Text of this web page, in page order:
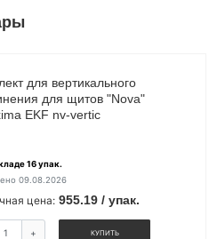
для вертикального
для щитов "Nova"
EKF nv-vertic
16 упак.
09.08.2026
цена: 955.19 / упак.
+ КУПИТЬ